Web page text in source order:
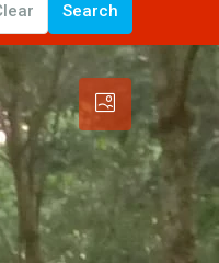
Search